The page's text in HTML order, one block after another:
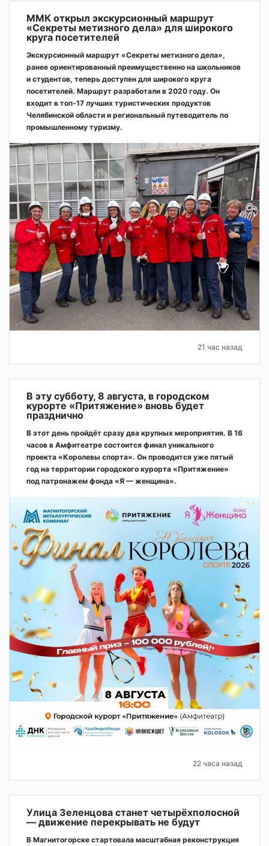
ММК открыл экскурсионный маршрут
«Секреты метизного дела» для широкого
круга посетителей
Экскурсионный маршрут «Секреты метизного дела»,
ранее ориентированный преимущественно на школьников
и студентов, теперь доступен для широкого круга
посетителей. Маршрут разработали в 2020 году. Он
входит в топ-17 лучших туристических продуктов
Челябинской области и региональный путеводитель по
промышленному туризму.
21 час назад
В эту субботу, 8 августа, в городском
курорте «Притяжение» вновь будет
празднично
В этот день пройдёт сразу два крупных мероприятия. В 16
часов в Амфитеатре состоится финал уникального
проекта «Королевы спорта». Он проводится уже пятый
год на территории городского курорта «Притяжение»
под патронажем фонда «Я — женщина».
22 часа назад
Улица Зеленцова станет четырёхполосной
— движение перекрывать не будут
В Магнитогорске стартовала масштабная реконструкция